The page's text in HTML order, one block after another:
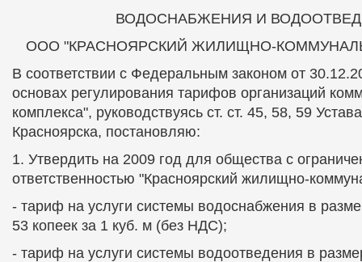
ВОДОСНАБЖЕНИЯ И
ООО "КРАСНОЯРСКИЙ ЖИЛИЩНО-
В соответствии с Федеральным законом от
основах регулирования тарифов организаций
комплекса", руководствуясь ст. ст. 45, 58, 59
Красноярска, постановляю:
1. Утвердить на 2009 год для общества с
ответственностью "Красноярский жилищно-
- тариф на услуги системы водоснабжения в
53 копеек за 1 куб. м (без НДС);
- тариф на услуги системы водоотведения в